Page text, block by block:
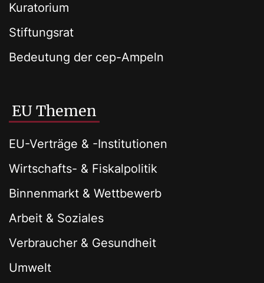
Kuratorium
Stiftungsrat
Bedeutung der cep-Ampeln
EU Themen
EU-Verträge & -Institutionen
Wirtschafts- & Fiskalpolitik
Binnenmarkt & Wettbewerb
Arbeit & Soziales
Verbraucher & Gesundheit
Umwelt